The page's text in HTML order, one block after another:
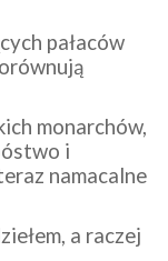
pałaców
monarchów,
i
namacalne
ziełem, a raczej